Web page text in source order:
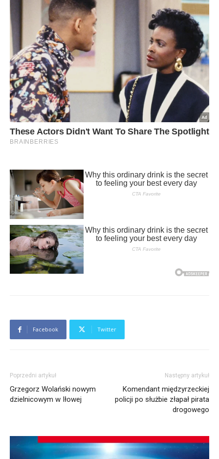
Facebook Twitter
Poprzedni artykuł
Grzegorz Wolański nowym
dzielnicowym w Iłowej
Następny artykuł
Komendant międzyrzeckiej
policji po służbie złapał pirata
drogowego